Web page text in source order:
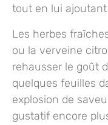
tout en lui
Les herbes
ou la verveine
rehausser le goût
quelques feuilles
explosion de
gustatif encore